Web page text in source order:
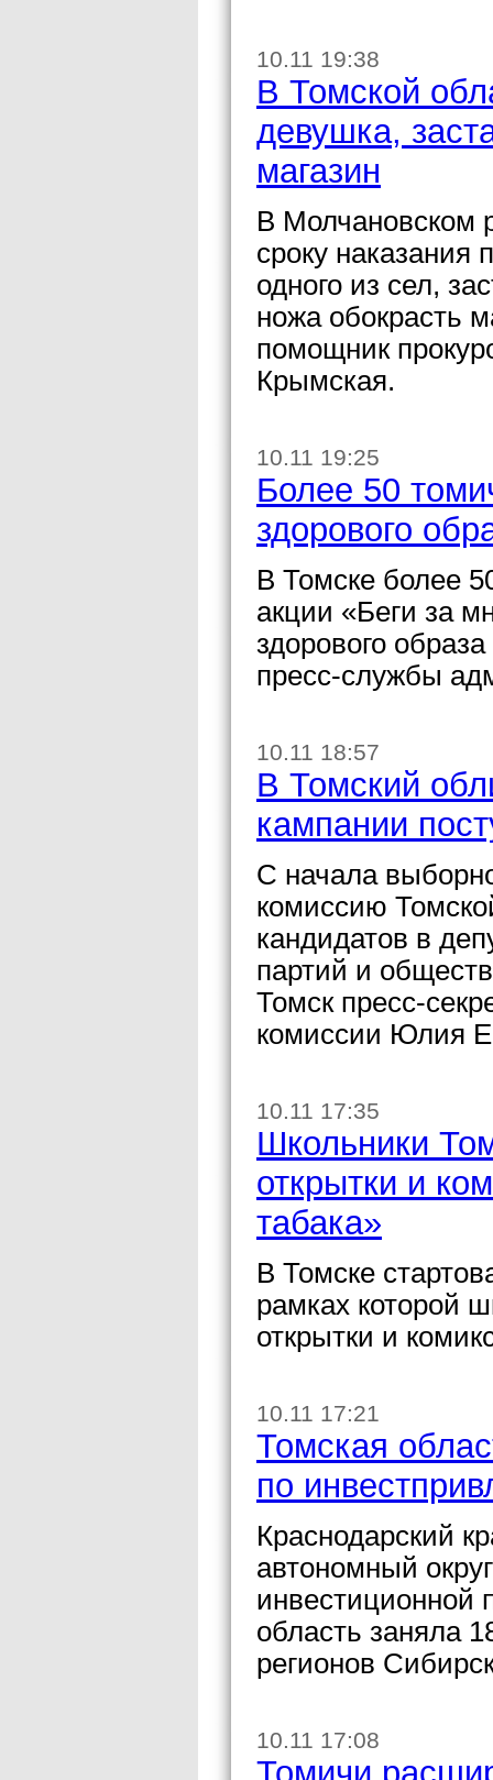
10.11 19:38
В Томской
девушка,
магазин
В Молчановском
сроку наказания
одного из сел,
ножа обокрасть
помощник
Крымская.
10.11 19:25
Более 50
здорового
В Томске более
акции «Беги за
здорового
пресс-службы
10.11 18:57
В Томский
кампании
С начала
комиссию
кандидатов в
партий и
Томск пресс-
комиссии Юлия
10.11 17:35
Школьники
открытки и
табака»
В Томске
рамках которой
открытки и
10.11 17:21
Томская
по
Краснодарский
автономный
инвестиционной
область заняла
регионов
10.11 17:08